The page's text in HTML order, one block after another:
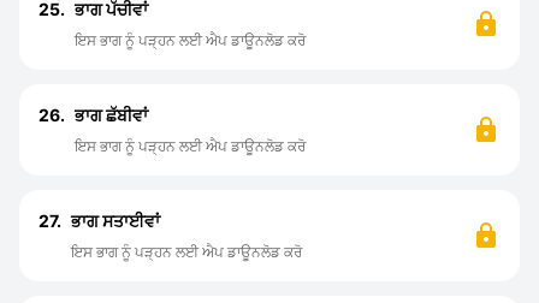
25. ਭਾਗ ਪੱਚੀਵਾਂ
ਇਸ ਭਾਗ ਨੂੰ ਪੜ੍ਹਨ ਲਈ ਐਪ ਡਾਊਨਲੋਡ ਕਰੋ
26. ਭਾਗ ਛੱਬੀਵਾਂ
ਇਸ ਭਾਗ ਨੂੰ ਪੜ੍ਹਨ ਲਈ ਐਪ ਡਾਊਨਲੋਡ ਕਰੋ
27. ਭਾਗ ਸਤਾਈਵਾਂ
ਇਸ ਭਾਗ ਨੂੰ ਪੜ੍ਹਨ ਲਈ ਐਪ ਡਾਊਨਲੋਡ ਕਰੋ